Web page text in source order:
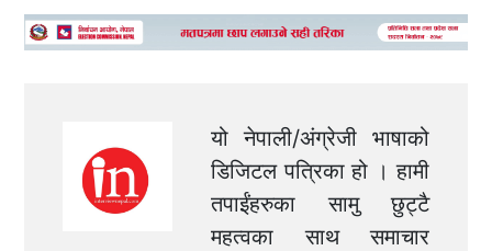
यो नेपाली/अंग्रेजी भाषाको
डिजिटल पत्रिका हो । हामी
तपाईंहरुका सामु छुट्टै
महत्वका साथ समाचार